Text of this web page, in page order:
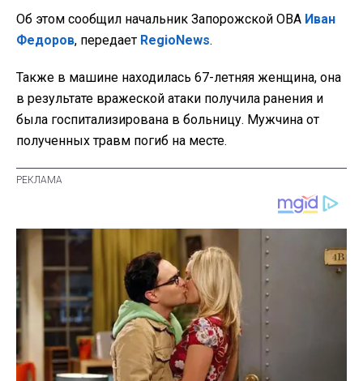
Об этом сообщил начальник Запорожской ОВА Иван
Федоров, передает RegioNews.
Также в машине находилась 67-летняя женщина, она
в результате вражеской атаки получила ранения и
была госпитализирована в больницу. Мужчина от
полученных травм погиб на месте.